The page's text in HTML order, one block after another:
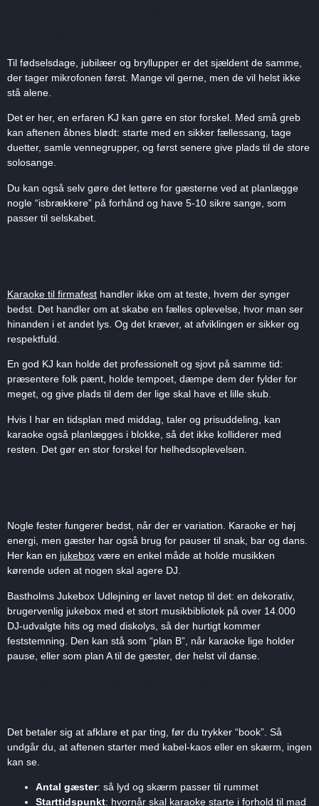
Til fødselsdage, jubilæer og bryllupper er det sjældent de samme,
der tager mikrofonen først. Mange vil gerne, men de vil helst ikke
stå alene.
Det er her, en erfaren KJ kan gøre en stor forskel. Med små greb
kan aftenen åbnes blødt: starte med en sikker fællessang, tage
duetter, samle vennegrupper, og først senere give plads til de store
solosange.
Du kan også selv gøre det lettere for gæsterne ved at planlægge
nogle “isbrækkere” på forhånd og have 5-10 sikre sange, som
passer til selskabet.
Karaoke til firmafest handler ikke om at teste, hvem der synger
bedst. Det handler om at skabe en fælles oplevelse, hvor man ser
hinanden i et andet lys. Og det kræver, at afviklingen er sikker og
respektfuld.
En god KJ kan holde det professionelt og sjovt på samme tid:
præsentere folk pænt, holde tempoet, dæmpe dem der fylder for
meget, og give plads til dem der lige skal have et lille skub.
Hvis I har en tidsplan med middag, taler og prisuddeling, kan
karaoke også planlægges i blokke, så det ikke kolliderer med
resten. Det gør en stor forskel for helhedsoplevelsen.
Nogle fester fungerer bedst, når der er variation. Karaoke er høj
energi, men gæster har også brug for pauser til snak, bar og dans.
Her kan en jukebox være en enkel måde at holde musikken
kørende uden at nogen skal agere DJ.
Bastholms Jukebox Udlejning er lavet netop til det: en dekorativ,
brugervenlig jukebox med et stort musikbibliotek på over 14.000
DJ-udvalgte hits og med diskolys, så der hurtigt kommer
feststemning. Den kan stå som “plan B”, når karaoke lige holder
pause, eller som plan A til de gæster, der helst vil danse.
Det betaler sig at afklare et par ting, før du trykker “book”. Så
undgår du, at aftenen starter med kabel-kaos eller en skærm, ingen
kan se.
Antal gæster: så lyd og skærm passer til rummet
Starttidspunkt: hvornår skal karaoke starte i forhold til mad